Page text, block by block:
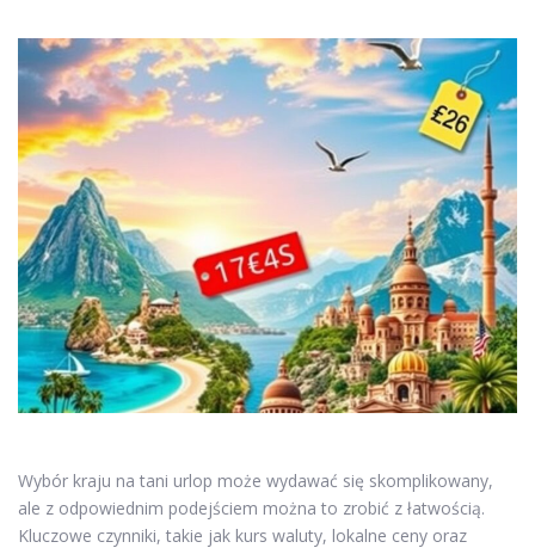
Wybór kraju na tani urlop może wydawać się skomplikowany,
ale z odpowiednim podejściem można to zrobić z łatwością.
Kluczowe czynniki, takie jak kurs waluty, lokalne ceny oraz